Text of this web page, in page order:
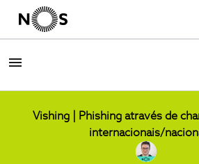
Vishing | Phishing através de
internacionais/